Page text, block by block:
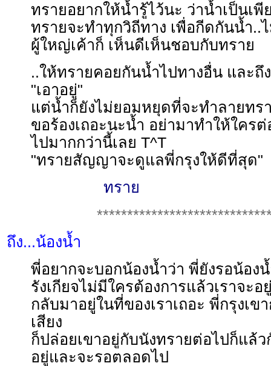
ทรายอยากให้น้ำรู้ไว้นะ ว่าน้ำเป็นเพี
ทรายจะทำทุกวิถีทาง เพื่อกีดกันน้ำ..
ผู้ใหญ่เค้าก็ เห็นดีเห็นชอบกับทราย
..ให้ทรายคอยกันน้ำไปทางอื่น และถึ
"เอาอยู่"
แต่น้ำก็ยังไม่ยอมหยุดที่จะทำลายทร
ขอร้องเถอะนะน้ำ อย่ามาทำให้ใคร
ไปมากกว่านี้เลย T^T
"ทรายสัญญาจะดูแลพี่กรุงให้ดีที่สุด"
ทราย
ถึง...น้องน้ำ
พี่อยากจะบอกน้องน้ำว่า พี่ยังรอน้อง
รังเกียจไม่มีใครต้องการแล้วเราจะ
กลับมาอยู่ในที่ของเราเถอะ พี่กรุงเข
เสียง
ก็ปล่อยเขาอยู่กับนังทรายต่อไปก็แล้
อยู่และจะรอตลอดไป